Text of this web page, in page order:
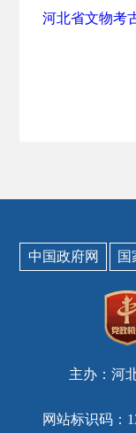
河北省文物考
中国政府网 国
主办：河
网站标识码：